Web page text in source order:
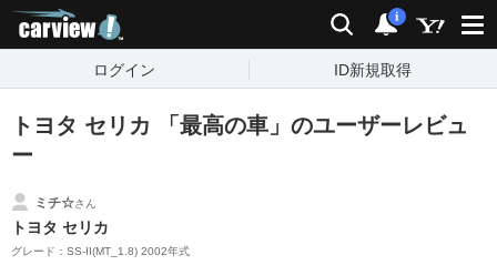
検索 通知
i
ログイン ID新規取得
トヨタ セリカ 「最高の車」のユーザーレビュ
ー
ミチ☆さん
トヨタ セリカ
グレード：SS-II(MT_1.8) 2002年式